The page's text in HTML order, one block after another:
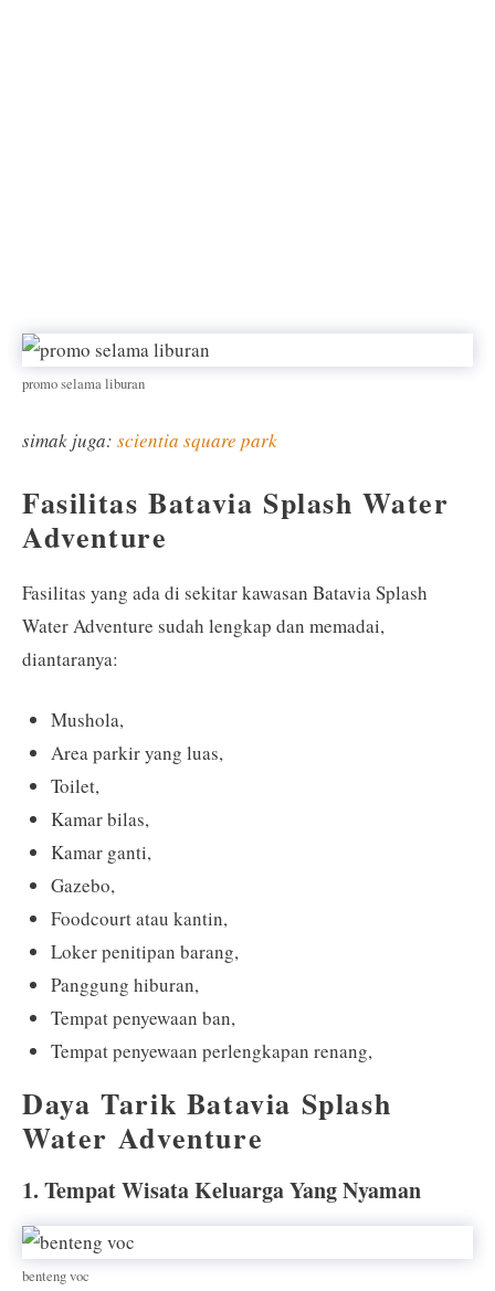
promo selama liburan
simak juga: scientia square park
Fasilitas Batavia Splash Water
Adventure
Fasilitas yang ada di sekitar kawasan Batavia Splash
Water Adventure sudah lengkap dan memadai,
diantaranya:
Mushola,
Area parkir yang luas,
Toilet,
Kamar bilas,
Kamar ganti,
Gazebo,
Foodcourt atau kantin,
Loker penitipan barang,
Panggung hiburan,
Tempat penyewaan ban,
Tempat penyewaan perlengkapan renang,
Daya Tarik Batavia Splash
Water Adventure
1. Tempat Wisata Keluarga Yang Nyaman
benteng voc